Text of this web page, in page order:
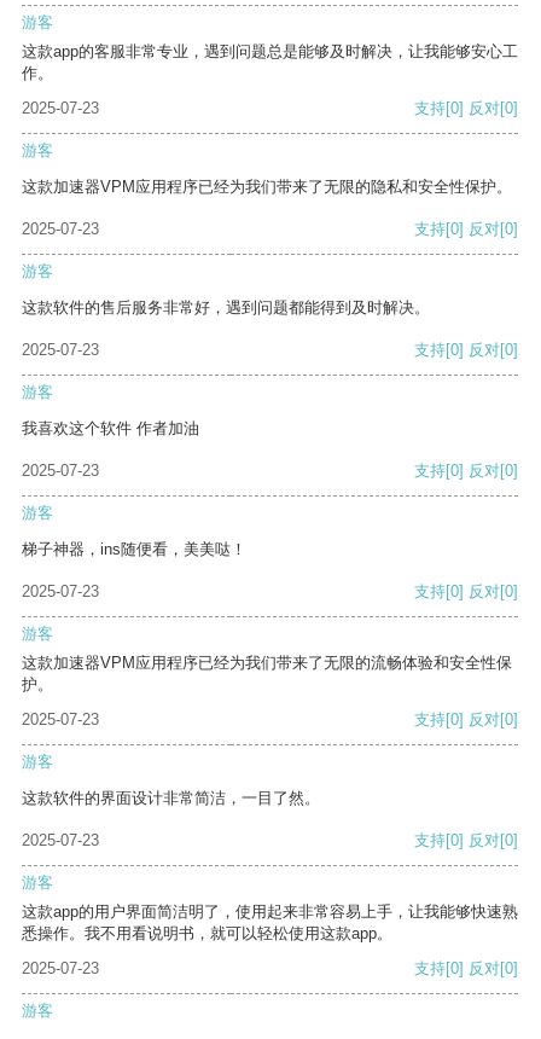
游客
这款app的客服非常专业，遇到问题总是能够及时解决，让我能够安心工
作。
2025-07-23
支持[0] 反对[0]
游客
这款加速器VPM应用程序已经为我们带来了无限的隐私和安全性保护。
2025-07-23 支持[0] 反对[0]
游客
这款软件的售后服务非常好，遇到问题都能得到及时解决。
2025-07-23 支持[0] 反对[0]
游客
我喜欢这个软件 作者加油
2025-07-23 支持[0] 反对[0]
游客
梯子神器，ins随便看，美美哒！
2025-07-23 支持[0] 反对[0]
游客
这款加速器VPM应用程序已经为我们带来了无限的流畅体验和安全性保
护。
2025-07-23
支持[0] 反对[0]
游客
这款软件的界面设计非常简洁，一目了然。
2025-07-23 支持[0] 反对[0]
游客
这款app的用户界面简洁明了，使用起来非常容易上手，让我能够快速熟
悉操作。我不用看说明书，就可以轻松使用这款app。
2025-07-23
支持[0] 反对[0]
游客